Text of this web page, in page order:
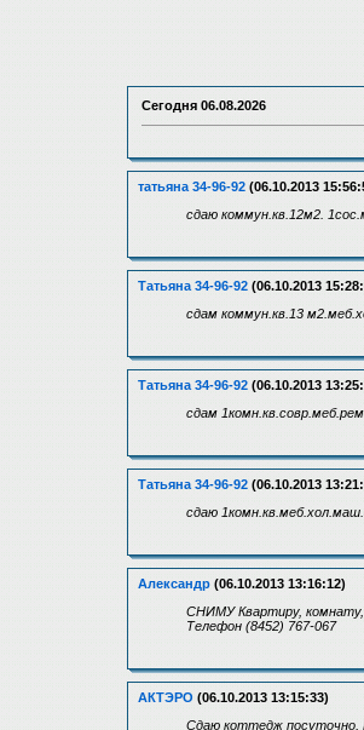
Сегодня 06.08.2026
татьяна 34-96-92 (06.10.2013
сдаю коммун.кв.12м2.
Татьяна 34-96-92 (06.10.2013
сдам коммун.кв.13
Татьяна 34-96-92 (06.10.2013
сдам
Татьяна 34-96-92 (06.10.2013
сдаю
Александр (06.10.2013 13:16:12)
СНИМУ Квартиру, комнату,
Телефон (8452) 767-067
АКТЭРО (06.10.2013 13:15:33)
Сдаю коттедж посуточно,